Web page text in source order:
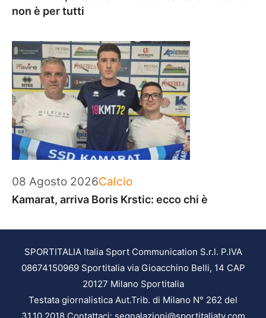
non è per tutti
08 Agosto 2026Categorie
Calcio
Kamarat, arriva Boris Krstic: ecco chi è
SPORTITALIA Italia Sport Communication S.r.l. P.IVA
08674150969 Sportitalia via Gioacchino Belli, 14 CAP
20127 Milano Sportitalia
Testata giornalistica Aut.Trib. di Milano N° 262 del